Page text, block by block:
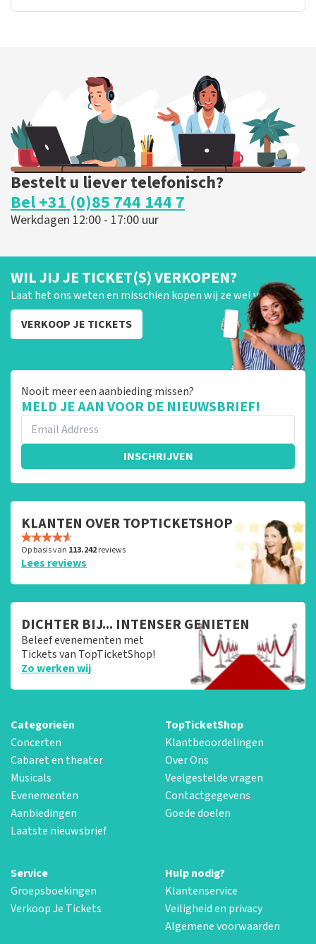
Bestelt u liever telefonisch?
Bel +31 (0)85 744 144 7
Werkdagen 12:00 - 17:00 uur
WIL JIJ JE TICKET(S) VERKOPEN?
Laat het ons weten en misschien kopen wij ze wel van je!
VERKOOP JE TICKETS
Nooit meer een aanbieding missen?
MELD JE AAN VOOR DE NIEUWSBRIEF!
INSCHRIJVEN
KLANTEN OVER TOPTICKETSHOP
Op basis van 113.242reviews
Lees reviews
DICHTER BIJ... INTENSER GENIETEN
Beleef evenementen met
Tickets van TopTicketShop!
Zo werken wij
Categorieën
Concerten
Cabaret en theater
Musicals
Evenementen
Aanbiedingen
Laatste nieuwsbrief
TopTicketShop
Klantbeoordelingen
Over Ons
Veelgestelde vragen
Contactgegevens
Goede doelen
Service
Groepsboekingen
Verkoop Je Tickets
Hulp nodig?
Klantenservice
Veiligheid en privacy
Algemene voorwaarden